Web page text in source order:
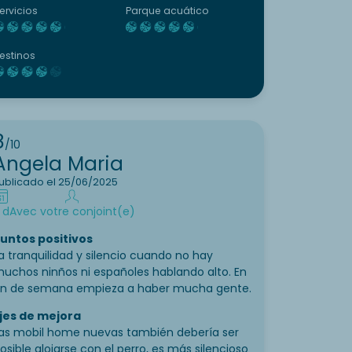
Au plaisir de vous accueillir à nouveau pour
Chaleureusement,
Parque acuático
/10
Maria
el 25/06/2025
Avec votre conjoint(e)
positivos
tranquilidad y silencio cuando no hay
ninños ni españoles hablando alto. En
de semana empieza a haber mucha gente.
de mejora
mobil home nuevas también debería ser
alojarse con el perro, es más silencioso